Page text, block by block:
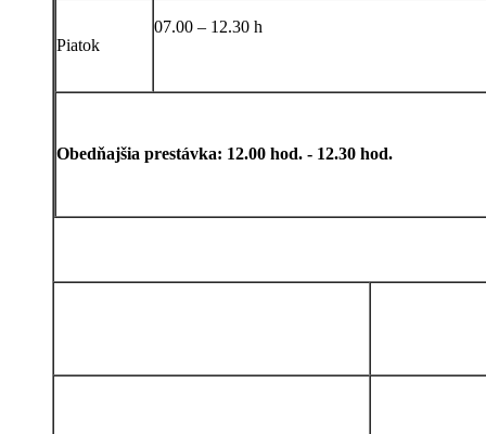
Piatok
07.00 – 12.30 h
Obedňajšia prestávka: 12.00 hod. - 12.30 hod.